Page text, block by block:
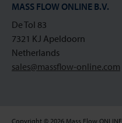
MASS FLOW ONLINE B.V.
De Tol 83
7321 KJ Apeldoorn
Netherlands
sales@massflow-online.com
Copyright © 2026 Mass Flow